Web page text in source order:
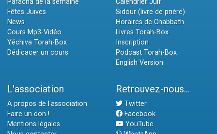
Paracha de la semaine
Fêtes Juives
News
Cours Mp3-Vidéo
Yéchiva Torah-Box
Dédicacer un cours
Calendrier Juif
Sidour (livre de prière)
Horaires de Chabbath
Livres Torah-Box
Inscription
Podcast Torah-Box
English Version
L'association
A propos de l'association
Faire un don !
Mentions légales
Retrouvez-nous...
Twitter
Facebook
YouTube